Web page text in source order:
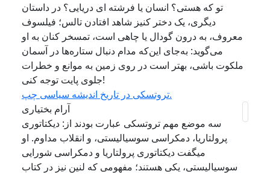
تو که هستی؟ انسان یا فرشته ای دریایی؟ در داستان
دیگری، یک دختر کنیز شاهد افتادن تالس؛ فیلسوف
معروف، به درون گودال یا چاهی است، تمسخر کنان به او
می‌گوید: به‌جای این‌که مدام دنبال ستاره‌ها در آسمان
ملکوت باشی، بهتر است در روی زمین به موانع و خطرات
جلوی پایت توجه کنی!
تروتسکی در تاریخ اندیشه سیاسی چپ.
آرام بختیاری
سه موضع مهم تروتسکی عبارت بودند از: دیکتاتوری
پرولتاریا، دمکراسی سوسیالیستی، و انقلاب مداوم. او
میگفت دیکتاتوری پرولتاریا و دمکراسی شورایی
سوسیالیستی، یکی هستند؛ مفهومی که لنین نیز در کتاب